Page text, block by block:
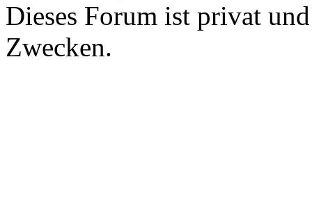
Dieses Forum ist privat
Zwecken.